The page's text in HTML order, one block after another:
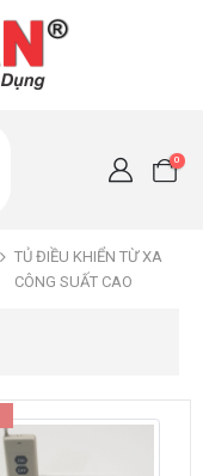
0
TỦ ĐIỀU KHIỂN TỪ XA
CÔNG SUẤT CAO